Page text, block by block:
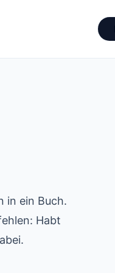
in ein Buch.
Habt